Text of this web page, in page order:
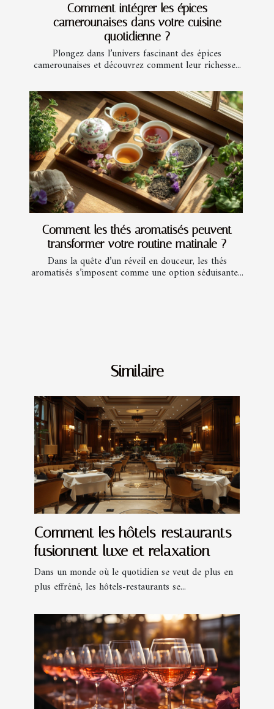
Comment intégrer les épices
camerounaises dans votre cuisine
quotidienne ?
Plongez dans l’univers fascinant des épices
camerounaises et découvrez comment leur richesse...
Comment les thés aromatisés peuvent
transformer votre routine matinale ?
Dans la quête d’un réveil en douceur, les thés
aromatisés s’imposent comme une option séduisante...
Similaire
Comment les hôtels-restaurants
fusionnent luxe et relaxation
Dans un monde où le quotidien se veut de plus en
plus effréné, les hôtels-restaurants se...